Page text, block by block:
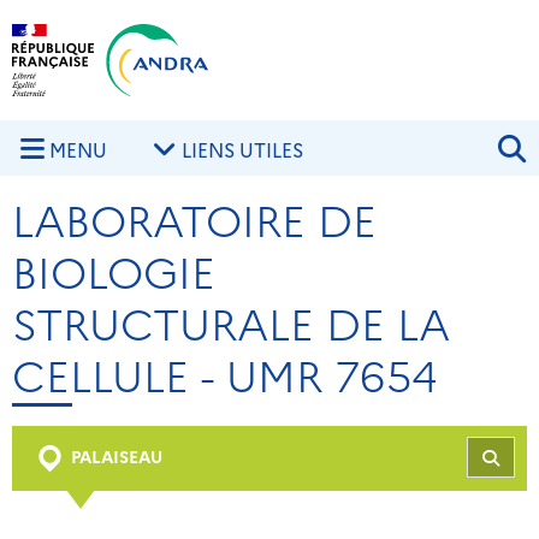
Aller au contenu principal
MENU LIENS UTILES
LABORATOIRE DE
BIOLOGIE
STRUCTURALE DE LA
CELLULE - UMR 7654
PALAISEAU